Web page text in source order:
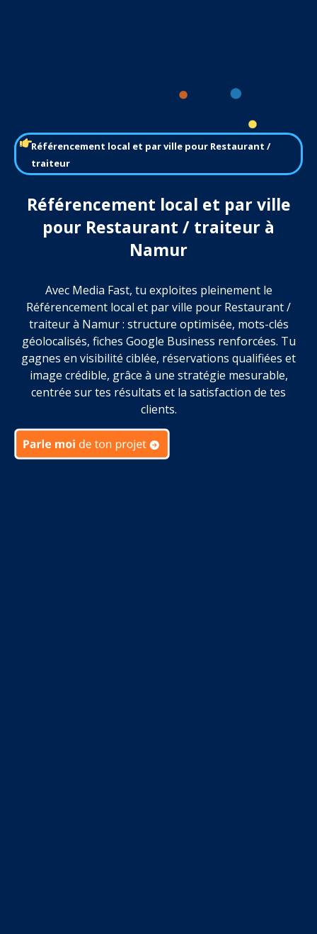
Référencement local et par ville pour Restaurant /
traiteur
Référencement local et par ville
pour Restaurant / traiteur à
Namur
Avec Media Fast, tu exploites pleinement le
Référencement local et par ville pour Restaurant /
traiteur à Namur : structure optimisée, mots-clés
géolocalisés, fiches Google Business renforcées. Tu
gagnes en visibilité ciblée, réservations qualifiées et
image crédible, grâce à une stratégie mesurable,
centrée sur tes résultats et la satisfaction de tes
clients.